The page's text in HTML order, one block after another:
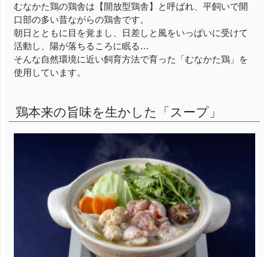
むなかた鶏の鶏舎は【開放型鶏舎】と呼ばれ、平飼いで開
口部の多い昔ながらの鶏舎です。
朝日とともに目を覚まし、日差しと風をいっぱいに受けて
活動し、陽が落ちるころに眠る…
そんな自然環境に近い飼育方法で育った「むなかた鶏」を
使用しています。
鶏本来の旨味を生かした「スープ」